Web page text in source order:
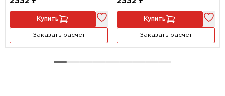
Купить
Заказать расчет
Купить
Заказать расчет